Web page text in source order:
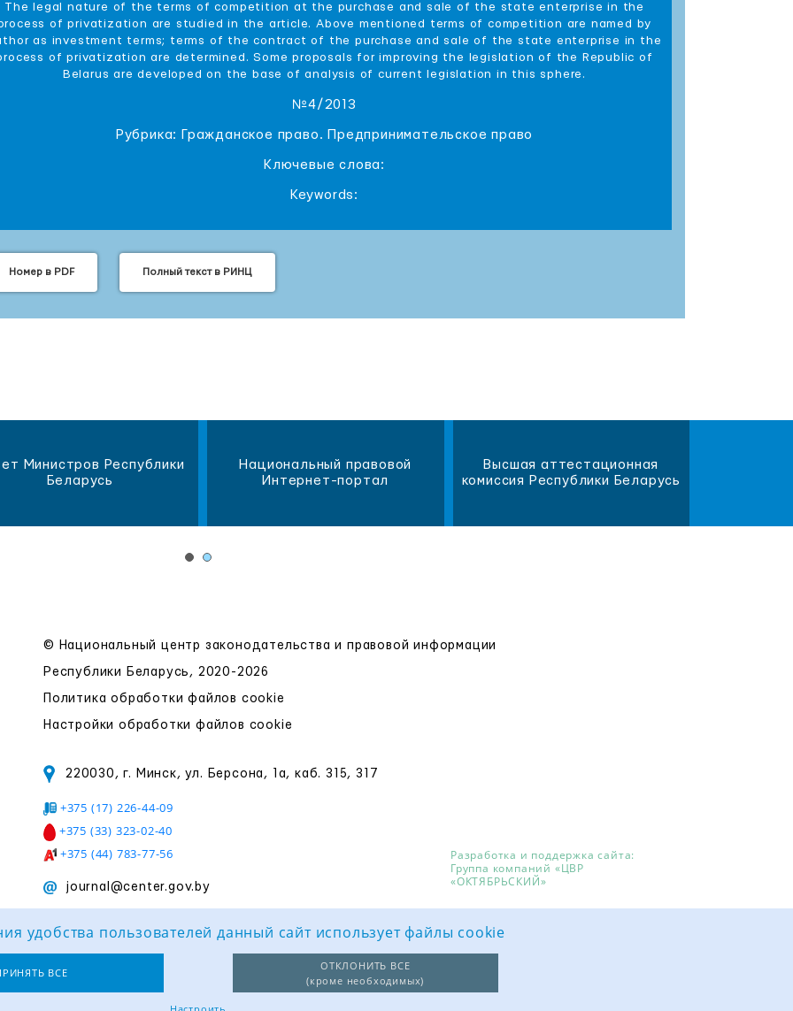
The legal nature of the terms of competition at the purchase and sale of the state enterprise in the
of privatization are studied in the article. Above mentioned terms of competition are named by
as investment terms; terms of the contract of the purchase and sale of the state enterprise in the
of privatization are determined. Some proposals for improving the legislation of the Republic of
Belarus are developed on the base of analysis of current legislation in this sphere.
№4/2013
Рубрика: Гражданское право. Предпринимательское право
Ключевые слова:
Keywords:
Номер в PDF Полный текст в РИНЦ
Министров Республики
Беларусь
Национальный правовой
Интернет-портал
Высшая аттестационная
комиссия Республики Беларусь
© Национальный центр законодательства и правовой информации
Республики Беларусь, 2020-2026
Политика обработки файлов cookie
Настройки обработки файлов cookie
220030, г. Минск, ул. Берсона, 1а, каб. 315, 317
+375 (17) 226-44-09
+375 (33) 323-02-40
+375 (44) 783-77-56
journal@center.gov.by
Разработка и поддержка сайта:
Группа компаний «ЦВР
«ОКТЯБРЬСКИЙ»
удобства пользователей данный сайт использует файлы cookie
ВСЕ
ОТКЛОНИТЬ ВСЕ
(кроме необходимых)